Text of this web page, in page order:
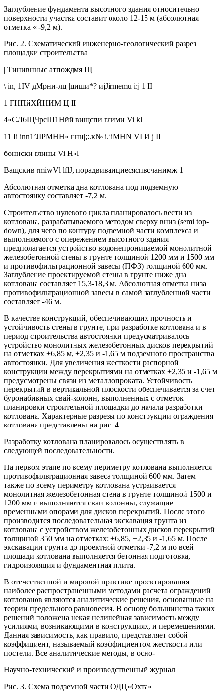
Заглубление фундамента высотного здания относительно
поверхности участка составит около 12-15 м (абсолютная
отметка « -9,2 м).
Рис. 2. Схематический инженерно-геологический разрез
площадки строительства
| Тинивнныс атпождмя Щ
\ in, 1IV дМрни-лц |циши*? иjJirmemu i:j 1 II |
1 ГНПйХЙНИМ Ц II —
4»СЛ6ЩЧрсШ1Нйй вищспи глими Vi kl |
11 Ii inn1’JIPMHH« ннн|;:.к№ i.’iMHN VI И j II
боннски глины Vi H»l
Ващскив rmiwVl lflJ, порадвиваициесяспвсчанимж 1
Абсолютная отметка дна котлована под подземную
автостоянку составляет -7,2 м.
Строительство нулевого цикла планировалось вести из
котлована, разрабатываемого методом сверху вниз (semi top-
down), для чего по контуру подземной части комплекса и
выполняемого с опережением высотного здания
предполагается устройство водонепроницаемой монолитной
железобетонной стены в грунте толщиной 1200 мм и 1500 мм
и противофильтрационной завесы (ПФЗ) толщиной 600 мм.
Заглубление проектируемой стены в грунте ниже дна
котлована составляет 15,3-18,3 м. Абсолютная отметка низа
противофильтрационной завесы в самой заглубленной части
составляет -46 м.
В качестве конструкций, обеспечивающих прочность и
устойчивость стены в грунте, при разработке котлована и в
период строительства автостоянки предусматривалось
устройство монолитных железобетонных дисков перекрытий
на отметках +6,85 м, +2,35 и -1,65 м подземного пространства
автостоянки. Для увеличения жесткости распорной
конструкции между перекрытиями на отметках +2,35 и -1,65 м
предусмотрены связи из металлопроката. Устойчивость
перекрытий в вертикальной плоскости обеспечивается за счет
буронабивных свай-колонн, выполненных с отметок
планировки строительной площадки до начала разработки
котлована. Характерные разрезы по конструкции ограждения
котлована представлены на рис. 4.
Разработку котлована планировалось осуществлять в
следующей последовательности.
На первом этапе по всему периметру котлована выполняется
противофильтрационная завеса толщиной 600 мм. Затем
также по всему периметру котлована устраивается
монолитная железобетонная стена в грунте толщиной 1500 и
1200 мм и выполняются сваи-колонны, служащие
временными опорами для дисков перекрытий. После этого
производится последовательная экскавация грунта из
котлована с устройством железобетонных дисков перекрытий
толщиной 350 мм на отметках: +6,85, +2,35 и -1,65 м. После
экскавации грунта до проектной отметки -7,2 м по всей
площади котлована выполняется бетонная подготовка,
гидроизоляция и фундаментная плита.
В отечественной и мировой практике проектирования
наиболее распространенными методами расчета ограждений
котлованов являются аналитические решения, основанные на
теории предельного равновесия. В основу большинства таких
решений положена некая нелинейная зависимость между
усилиями, возникающими в конструкциях, и перемещениями.
Данная зависимость, как правило, представляет собой
коэффициент, называемый коэффициентом жесткости или
постели. Все аналитические методы, в осно-
Научно-технический и производственный журнал
Рис. 3. Схема подземной части ОДЦ«Охта»